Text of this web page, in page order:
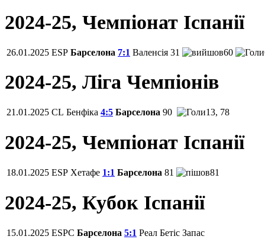
2024-25, Чемпiонат Іспанії
26.01.2025 ESP Барселона 7:1 Валенсія 31 60
2024-25, Ліга Чемпіонів
21.01.2025 CL Бенфіка 4:5 Барселона 90 13, 78
2024-25, Чемпiонат Іспанії
18.01.2025 ESP Хетафе 1:1 Барселона 81 81
2024-25, Кубок Іспанії
15.01.2025 ESPC Барселона 5:1 Реал Бетіс Запас